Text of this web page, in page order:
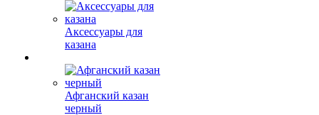
Аксессуары для
казана
Афганский казан
черный